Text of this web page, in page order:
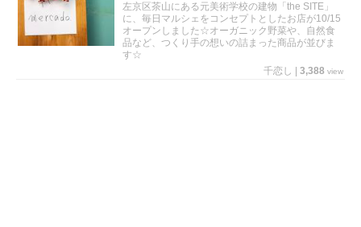
左京区茶山にある元美術学校の建物「the SITE」
に、毎日マルシェをコンセプトとしたお店が10/15
オープンしました☆オーガニック野菜や、自然食
品など、つくり手の想いの詰まった商品が並びま
す☆
千恋し
3,388 view